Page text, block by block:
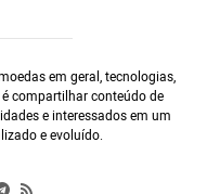
em geral, tecnologias,
compartilhar conteúdo de
e interessados em um
e evoluído.